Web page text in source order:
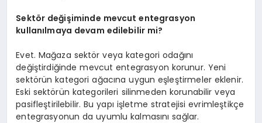
Sektör değişiminde mevcut entegrasyon
kullanılmaya devam edilebilir mi?
Evet. Mağaza sektör veya kategori odağını
değiştirdiğinde mevcut entegrasyon korunur. Yeni
sektörün kategori ağacına uygun eşleştirmeler eklenir.
Eski sektörün kategorileri silinmeden korunabilir veya
pasifleştirilebilir. Bu yapı işletme stratejisi evrimleştikçe
entegrasyonun da uyumlu kalmasını sağlar.